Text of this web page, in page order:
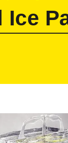
Ice